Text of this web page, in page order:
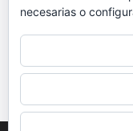
necesarias o